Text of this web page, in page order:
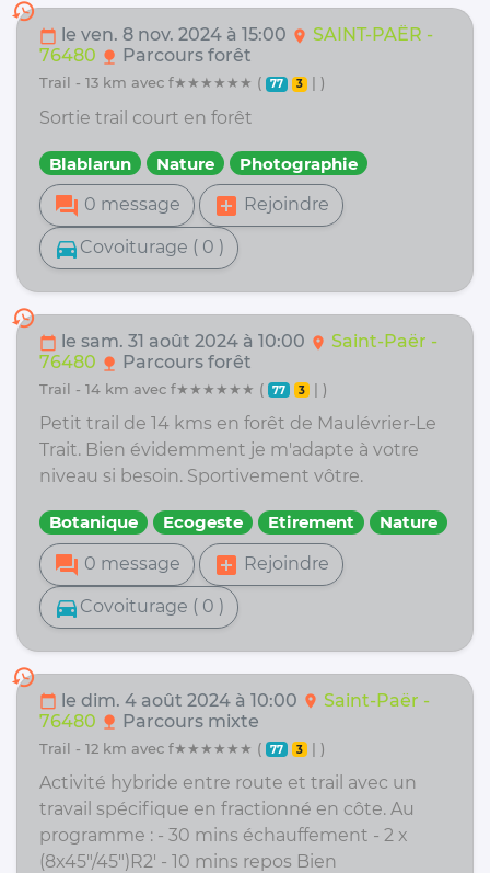
history
calendar_today le ven. 8 nov. 2024 à 15:00 location_on SAINT-PAËR -
76480 nature Parcours forêt
trail - 13 km avec f★★★★★★ ( 77 3 | )
Sortie trail court en forêt
Blablarun Nature Photographie
forum 0 message add_box Rejoindre
directions_car Covoiturage ( 0 )
history
calendar_today le sam. 31 août 2024 à 10:00 location_on Saint-Paër -
76480 nature Parcours forêt
trail - 14 km avec f★★★★★★ ( 77 3 | )
Petit trail de 14 kms en forêt de Maulévrier-Le
Trait. Bien évidemment je m'adapte à votre
niveau si besoin. Sportivement vôtre.
Botanique Ecogeste Etirement Nature
forum 0 message add_box Rejoindre
directions_car Covoiturage ( 0 )
history
calendar_today le dim. 4 août 2024 à 10:00 location_on Saint-Paër -
76480 nature Parcours mixte
trail - 12 km avec f★★★★★★ ( 77 3 | )
Activité hybride entre route et trail avec un
travail spécifique en fractionné en côte. Au
programme : - 30 mins échauffement - 2 x
(8x45"/45")R2' - 10 mins repos Bien